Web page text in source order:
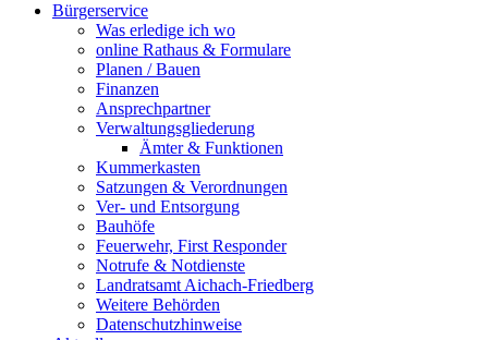
Bürgerservice
Was erledige ich wo
online Rathaus & Formulare
Planen / Bauen
Finanzen
Ansprechpartner
Verwaltungsgliederung
Ämter & Funktionen
Kummerkasten
Satzungen & Verordnungen
Ver- und Entsorgung
Bauhöfe
Feuerwehr, First Responder
Notrufe & Notdienste
Landratsamt Aichach-Friedberg
Weitere Behörden
Datenschutzhinweise